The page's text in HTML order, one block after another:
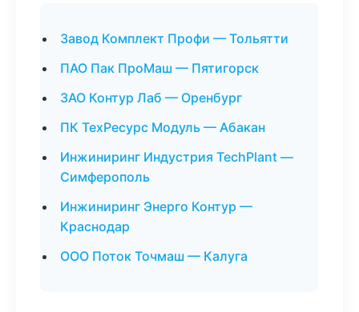
Завод Комплект Профи — Тольятти
ПАО Пак ПроМаш — Пятигорск
ЗАО Контур Лаб — Оренбург
ПК ТехРесурс Модуль — Абакан
Инжиниринг Индустрия TechPlant —
Симферополь
Инжиниринг Энерго Контур —
Краснодар
ООО Поток Точмаш — Калуга